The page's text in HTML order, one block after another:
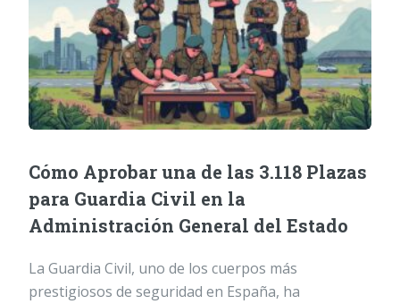
Cómo Aprobar una de las 3.118 Plazas
para Guardia Civil en la
Administración General del Estado
La Guardia Civil, uno de los cuerpos más
prestigiosos de seguridad en España, ha